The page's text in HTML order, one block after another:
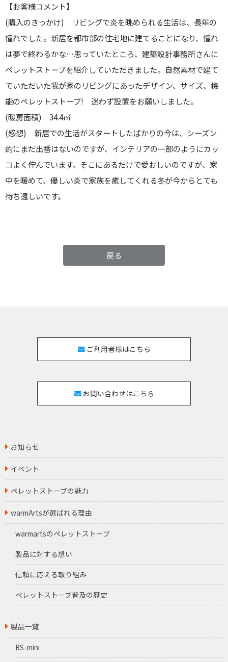
【お客様コメント】
(購入のきっかけ) リビングで炎を眺められる生活は、長年の
憧れでした。新居を都市部の住宅地に建てることになり、憧れ
は夢で終わるかな…思っていたところ、建築設計事務所さんに
ペレットストーブを紹介していただきました。自然素材で建て
ていただいた我が家のリビングにあったデザイン、サイズ、機
能のペレットストーブ! 迷わず設置をお願いしました。
(暖房面積) 34.4㎡
(感想) 新居での生活がスタートしたばかりの今は、シーズン
的にまだ出番はないのですが、インテリアの一部のようにカッ
コよく佇んでいます。そこにあるだけで愛おしいのですが、家
中を暖めて、優しい炎で家族を癒してくれる冬が今からとても
待ち遠しいです。
戻る
ご利用者様はこちら
お問い合わせはこちら
お知らせ
イベント
ペレットストーブの魅力
warmArtsが選ばれる理由
warmartsのペレットストーブ
製品に対する想い
信頼に応える取り組み
ペレットストーブ普及の歴史
製品一覧
RS-mini